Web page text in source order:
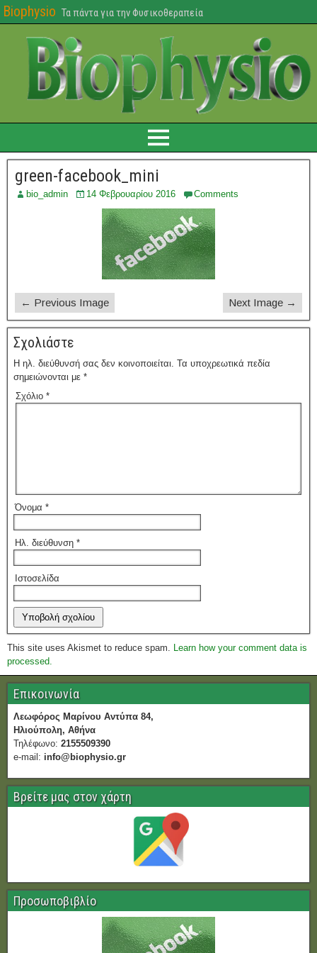
Biophysio Τα πάντα για την Φυσικοθεραπεία
green-facebook_mini
bio_admin 14 Φεβρουαρίου 2016 Comments
← Previous Image Next Image →
Σχολιάστε
Η ηλ. διεύθυνσή σας δεν κοινοποιείται. Τα υποχρεωτικά πεδία
σημειώνονται με *
Σχόλιο *
Όνομα *
Ηλ. διεύθυνση *
Ιστοσελίδα
This site uses Akismet to reduce spam. Learn how your comment data is
processed.
Επικοινωνία
Λεωφόρος Μαρίνου Αντύπα 84,
Ηλιούπολη, Αθήνα
Τηλέφωνο: 2155509390
e-mail: info@biophysio.gr
Βρείτε μας στον χάρτη
Προσωποβιβλίο